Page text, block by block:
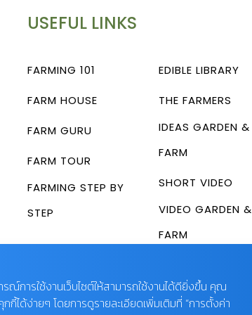
USEFUL LINKS
FARMING 101
FARM HOUSE
FARM GURU
FARM TOUR
FARMING STEP BY
STEP
EDIBLE LIBRARY
THE FARMERS
IDEAS GARDEN &
FARM
SHORT VIDEO
VIDEO GARDEN &
FARM
ณ์การใช้งานเว็บไซต์ให้สามารถใช้งานได้ดียิ่งขึ้น คุณ
กี้ได้ง่ายๆ โดยการดูรายละเอียดเพิ่มเติมที่ “การตั้งค่า